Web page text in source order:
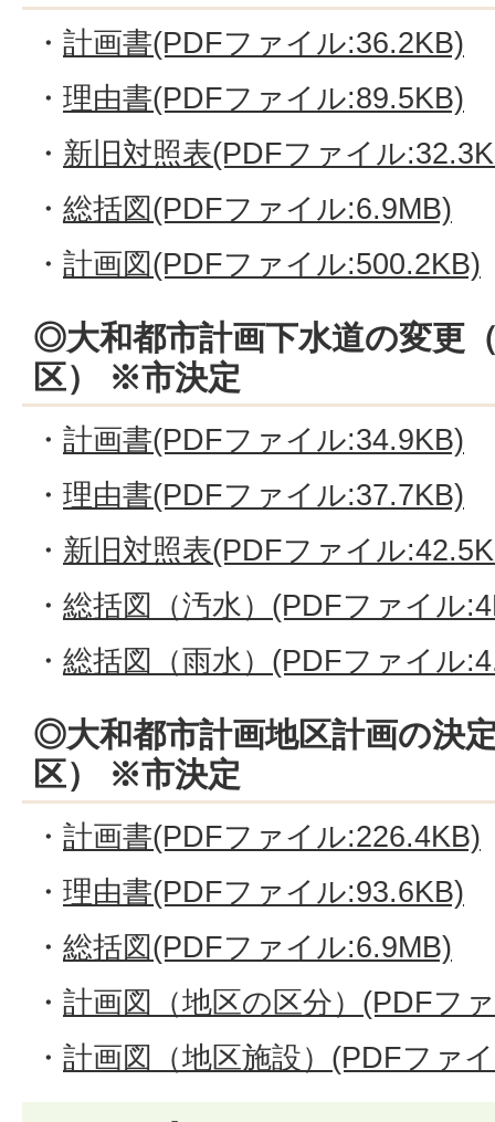
・ 計画書(PDFファイル:36.2KB)
・ 理由書(PDFファイル:89.5KB)
・ 新旧対照表(PDFファイル
・ 総括図(PDFファイル:6.9MB)
・ 計画図(PDFファイル:500.2KB)
◎大和都市計画下水道の変更
区） ※市決定
・ 計画書(PDFファイル:34.9KB)
・ 理由書(PDFファイル:37.7KB)
・ 新旧対照表(PDFファイル
・ 総括図（汚水）(PDFファイル
・ 総括図（雨水）(PDFファイル
◎大和都市計画地区計画の決
区） ※市決定
・ 計画書(PDFファイル:226.4KB)
・ 理由書(PDFファイル:93.6KB)
・ 総括図(PDFファイル:6.9MB)
・ 計画図（地区の区分）(PDFフ
・ 計画図（地区施設）(PDFファ